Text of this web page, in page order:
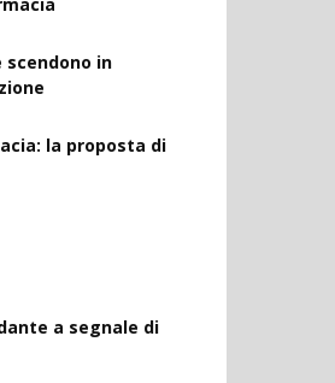
scendono in
la proposta di
a segnale di